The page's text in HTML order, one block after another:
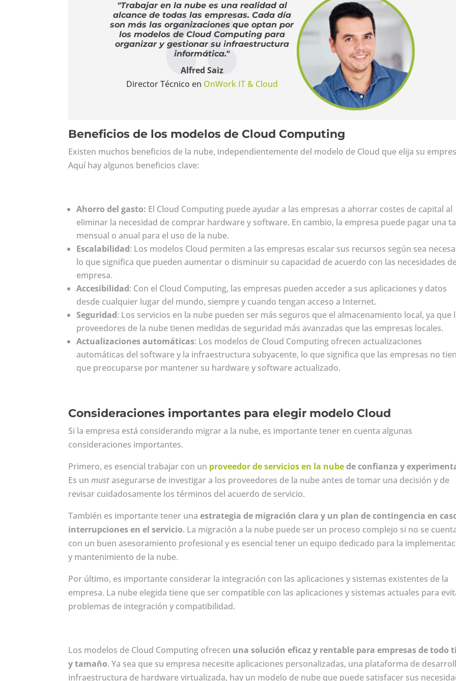
"Trabajar en la nube es una realidad al
alcance de todas las empresas. Cada día
son más las organizaciones que optan por
los modelos de Cloud Computing para
organizar y gestionar su infraestructura
informática."
Alfred Saiz
Director Técnico en OnWork IT & Cloud
Beneficios de los modelos de Cloud Computing
Existen muchos beneficios de la nube, independientemente del modelo de Cloud que elija su
Aquí hay algunos beneficios clave:
Ahorro del gasto: El Cloud Computing puede ayudar a las empresas a ahorrar costes de capital al
eliminar la necesidad de comprar hardware y software. En cambio, la empresa puede pagar una
mensual o anual para el uso de la nube.
Escalabilidad: Los modelos Cloud permiten a las empresas escalar sus recursos según sea
lo que significa que pueden aumentar o disminuir su capacidad de acuerdo con las necesidades
empresa.
Accesibilidad: Con el Cloud Computing, las empresas pueden acceder a sus aplicaciones y datos
desde cualquier lugar del mundo, siempre y cuando tengan acceso a Internet.
Seguridad: Los servicios en la nube pueden ser más seguros que el almacenamiento local, ya que
proveedores de la nube tienen medidas de seguridad más avanzadas que las empresas locales.
Actualizaciones automáticas: Los modelos de Cloud Computing ofrecen actualizaciones
automáticas del software y la infraestructura subyacente, lo que significa que las empresas no
que preocuparse por mantener su hardware y software actualizado.
Consideraciones importantes para elegir modelo Cloud
Si la empresa está considerando migrar a la nube, es importante tener en cuenta algunas
consideraciones importantes.
Primero, es esencial trabajar con un proveedor de servicios en la nubede confianza y
Es unmustasegurarse de investigar a los proveedores de la nube antes de tomar una decisión y de
revisar cuidadosamente los términos del acuerdo de servicio.
También es importante tener unaestrategia de migración clara y un plan de contingencia en
interrupciones en el servicio. La migración a la nube puede ser un proceso complejo si no se
con un buen asesoramiento profesional y es esencial tener un equipo dedicado para la
y mantenimiento de la nube.
Por último, es importante considerar la integración con las aplicaciones y sistemas existentes de la
empresa. La nube elegida tiene que ser compatible con las aplicaciones y sistemas actuales para
problemas de integración y compatibilidad.
Los modelos de Cloud Computing ofrecen una solución eficaz y rentable para empresas de todo
y tamaño. Ya sea que su empresa necesite aplicaciones personalizadas, una plataforma de
infraestructura de hardware virtualizada, hay un modelo de nube que puede satisfacer sus